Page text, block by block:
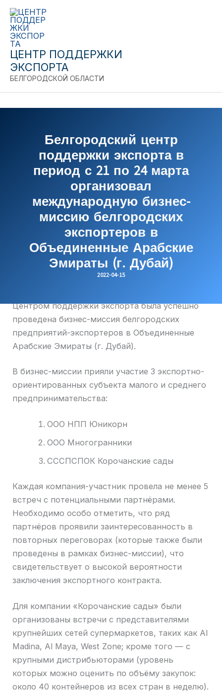
Перейти
содержимому
ЦЕНТР ПОДДЕРЖКИ
ЭКСПОРТА
БЕЛГОРОДСКОЙ ОБЛАСТИ
Белгородский центр
поддержки экспорта в
период с 21 по 24 марта
организовал
международную бизнес-
миссию белгородских
экспортеров в
Объединенные Арабские
Эмираты (г. Дубай)
2022-04-15
Центром поддержки экспорта была успешно
проведена бизнес-миссия белгородских
предприятий-экспортеров в Объединенные
Арабские Эмираты (г. Дубай).
В бизнес-миссии прияли участие 3 экспортно-
ориентированных субъекта малого и среднего
предпринимательства:
ООО НПП Юникорн
ООО Многогранники
СССПСПОК Корочанские сады
Каждая компания-участник провела не менее 5
встреч с потенциальными партнёрами.
Необходимо особо отметить, что ряд
партнёров проявили заинтересованность в
повторных переговорах (которые также были
проведены в рамках бизнес-миссии), что
свидетельствует о высокой вероятности
заключения экспортного контракта.
Для компании «Корочанские сады» были
организованы встречи с представителями
крупнейших сетей супермаркетов, таких как Al
Madina, Al Maya, West Zone; кроме того — с
крупными дистрибьюторами (уровень
которых можно оценить по объёму закупок:
около 40 контейнеров из всех стран в неделю).